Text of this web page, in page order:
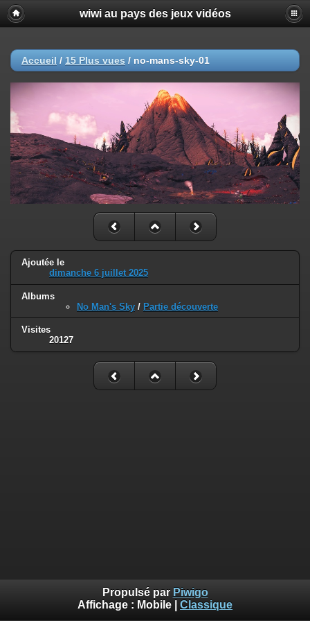
wiwi au pays des jeux vidéos
Accueil / 15 Plus vues / no-mans-sky-01
Ajoutée le
dimanche 6 juillet 2025
Albums
No Man's Sky / Partie découverte
Visites
20127
Propulsé par Piwigo
Affichage : Mobile Classique